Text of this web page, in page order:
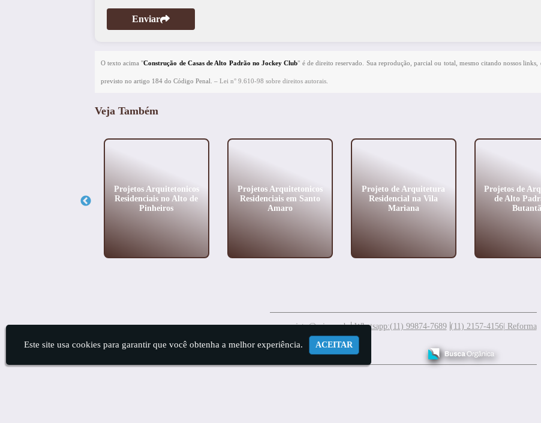
Enviar
O texto acima "Construção de Casas de Alto Padrão no Jockey Club" é de direito reservado. Sua reprodução, parcial ou total, mesmo citando nossos
previsto no artigo 184 do Código Penal. – Lei n° 9.610-98 sobre direitos autorais.
Veja Também
Projetos Arquitetonicos
Residenciais no Alto de
Pinheiros
Projetos Arquitetonicos
Residenciais em Santo
Amaro
Projeto de Arquitetura
Residencial na Vila
Mariana
Projetos de
de Alto
Butantã
meuprojeto@mis.arq.br Whatsapp:(11) 99874-7689 (11) 2157-4156| Reforma
Este site usa cookies para garantir que você obtenha a melhor experiência. ACEITAR